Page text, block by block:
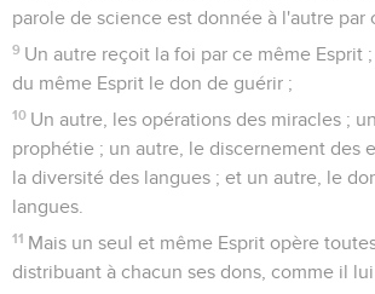
parole de science est donnée à l'autre par
9 Un autre reçoit la foi par ce même Esprit
du même Esprit le don de guérir ;
10 Un autre, les opérations des miracles ;
prophétie ; un autre, le discernement des
la diversité des langues ; et un autre, le
langues.
11 Mais un seul et même Esprit opère
distribuant à chacun ses dons, comme il lui